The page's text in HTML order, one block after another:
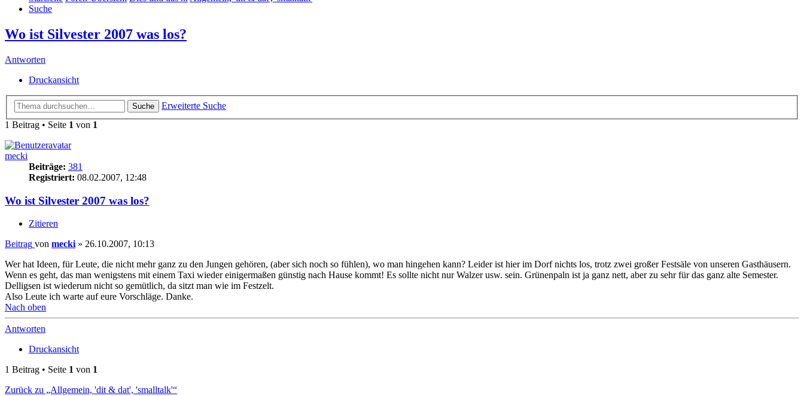
Suche
Wo ist Silvester 2007 was los?
Antworten
Druckansicht
Suche
Erweiterte Suche
1 Beitrag • Seite 1 von 1
mecki
Beiträge: 381
Registriert: 08.02.2007, 12:48
Wo ist Silvester 2007 was los?
Zitieren
Beitrag von mecki » 26.10.2007, 10:13
Wer hat Ideen, für Leute, die nicht mehr ganz zu den Jungen gehören, (aber sich noch so fühlen), wo man hingehen kann? Leider ist hier im Dorf nichts los, trotz zwei großer Festsäle von unseren Gasthäusern.
Wenn es geht, das man wenigstens mit einem Taxi wieder einigermaßen günstig nach Hause kommt! Es sollte nicht nur Walzer usw. sein. Grünenpaln ist ja ganz nett, aber zu sehr für das ganz alte Semester.
Delligsen ist wiederum nicht so gemütlich, da sitzt man wie im Festzelt.
Also Leute ich warte auf eure Vorschläge. Danke.
Nach oben
Antworten
Druckansicht
1 Beitrag • Seite 1 von 1
Zurück zu „Allgemein, 'dit & dat', 'smalltalk'“